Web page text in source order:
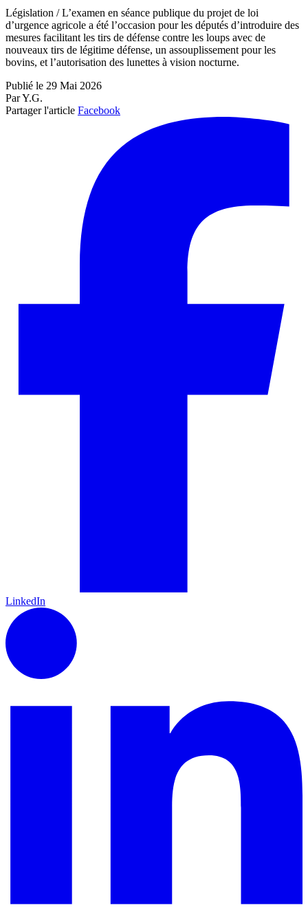
Législation / L’examen en séance publique du projet de loi
d’urgence agricole a été l’occasion pour les députés d’introduire des
mesures facilitant les tirs de défense contre les loups avec de
nouveaux tirs de légitime défense, un assouplissement pour les
bovins, et l’autorisation des lunettes à vision nocturne.
Publié le 29 Mai 2026
Par Y.G.
Partager l'article Facebook
LinkedIn